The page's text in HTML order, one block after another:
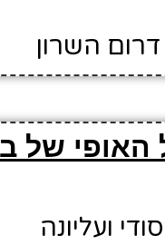
השרון
של
ועליונה